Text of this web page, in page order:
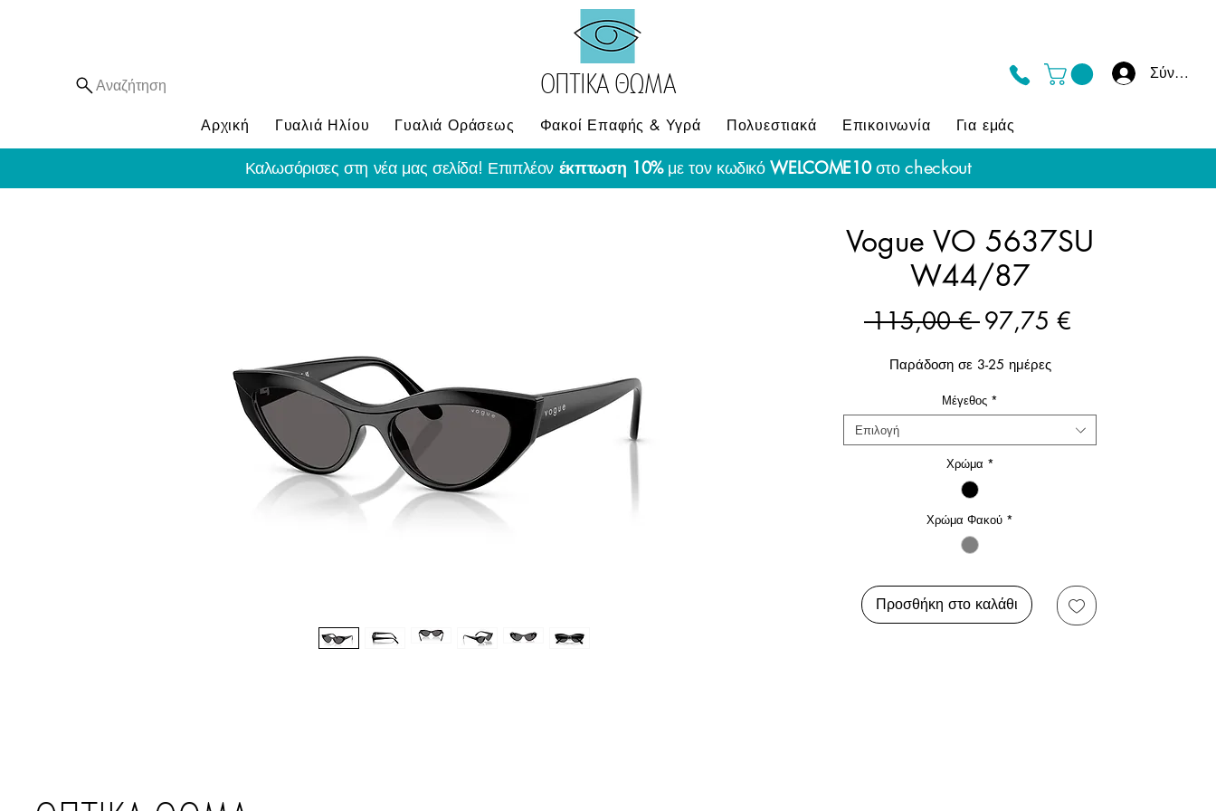
Αναζήτηση ΟΠΤΙΚΑ ΘΩΜΑ Σύνδεση
Αρχική Γυαλιά Ηλίου Γυαλιά Οράσεως Φακοί Επαφής & Υγρά Πολυεστιακά Επικοινωνία Για εμάς
Καλωσόρισες στη νέα μας σελίδα! Επιπλέον έκπτωση 10%με τον κωδικόWELCOME10στοcheckout
Vogue VO 5637SU
W44/87
115,00 € Κανονική
97,75 €
Παράδοση σε 3-25 ημέρες
Μέγεθος *
Επιλογή
Χρώμα *
Χρώμα Φακού *
Προσθήκη στο καλάθι